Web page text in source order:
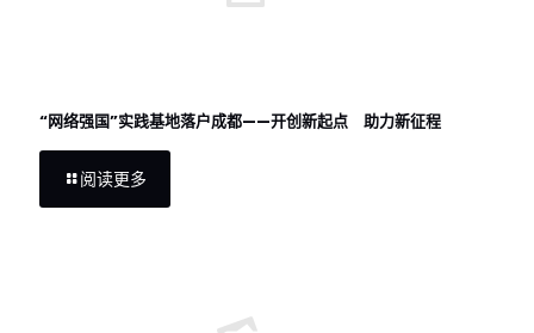
“网络强国”实践基地落户成都——开创新起点 助力新征程
阅读更多